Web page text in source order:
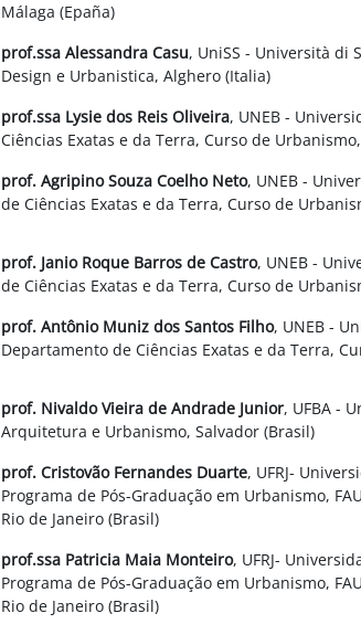
Málaga (Epaña)
prof.ssa Alessandra Casu, UniSS - Università di
Design e Urbanistica, Alghero (Italia)
prof.ssa Lysie dos Reis Oliveira, UNEB -
Ciências Exatas e da Terra, Curso de
prof. Agripino Souza Coelho Neto, UNEB -
de Ciências Exatas e da Terra, Curso de
prof. Janio Roque Barros de Castro, UNEB -
de Ciências Exatas e da Terra, Curso de
prof. Antônio Muniz dos Santos Filho, UNEB -
Departamento de Ciências Exatas e da Terra,
prof. Nivaldo Vieira de Andrade Junior, UFBA -
Arquitetura e Urbanismo, Salvador (Brasil)
prof. Cristovão Fernandes Duarte, UFRJ-
Programa de Pós-Graduação em Urbanismo,
Rio de Janeiro (Brasil)
prof.ssa Patricia Maia Monteiro, UFRJ-
Programa de Pós-Graduação em Urbanismo,
Rio de Janeiro (Brasil)